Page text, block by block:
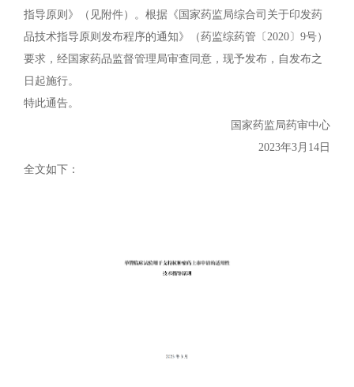
指导原则》（见附件）。根据《国家药监局综合司关于印发药
品技术指导原则发布程序的通知》（药监综药管〔2020〕9号）
要求，经国家药品监督管理局审查同意，现予发布，自发布之
日起施行。
特此通告。
国家药监局药审中心
2023年3月14日
全文如下：